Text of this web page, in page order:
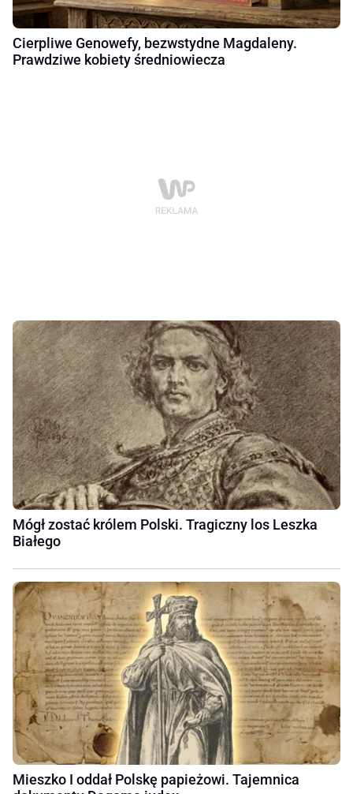
Cierpliwe Genowefy, bezwstydne Magdaleny.
Prawdziwe kobiety średniowiecza
Mógł zostać królem Polski. Tragiczny los Leszka
Białego
Mieszko I oddał Polskę papieżowi. Tajemnica